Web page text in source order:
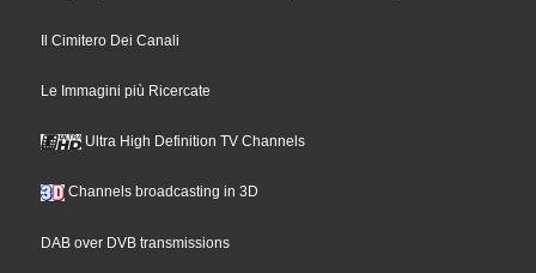
Il Cimitero Dei Canali
Le Immagini più Ricercate
Ultra High Definition TV Channels
Channels broadcasting in 3D
DAB over DVB transmissions